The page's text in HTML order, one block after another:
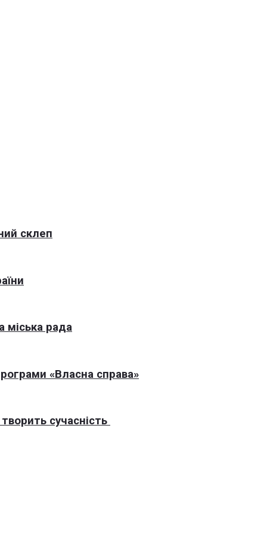
склеп
міська рада
«Власна справа»
сучасність